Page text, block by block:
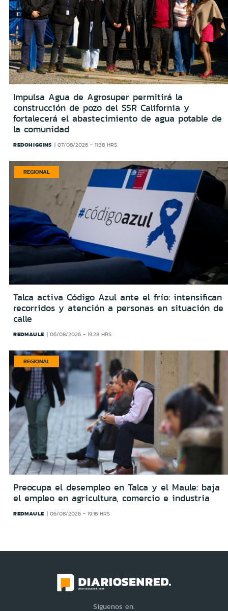
Impulsa Agua de Agrosuper permitirá la
construcción de pozo del SSR California y
fortalecerá el abastecimiento de agua potable de
la comunidad
REDOHIGGINS 07/08/2026 - 11:38 HRS
REGIONAL
Talca activa Código Azul ante el frío: intensifican
recorridos y atención a personas en situación de
calle
REDMAULE 06/08/2026 - 19:28 HRS
REGIONAL
Preocupa el desempleo en Talca y el Maule: baja
el empleo en agricultura, comercio e industria
REDMAULE 06/08/2026 - 19:18 HRS
Síguenos en: